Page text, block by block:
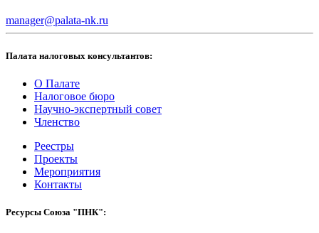
manager@palata-nk.ru
Палата налоговых консультантов:
О Палате
Налоговое бюро
Научно-экспертный совет
Членство
Реестры
Проекты
Мероприятия
Контакты
Ресурсы Союза "ПНК":